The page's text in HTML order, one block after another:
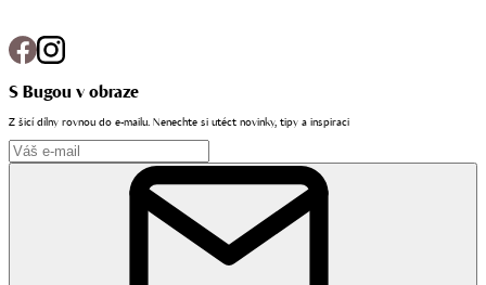
S Bugou v obraze
Z šicí dílny rovnou do e-mailu. Nenechte si utéct novinky, tipy a inspiraci